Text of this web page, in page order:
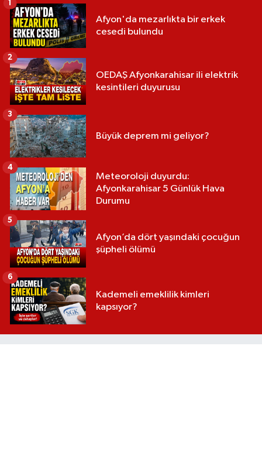
Afyon'da mezarlıkta bir erkek
cesedi bulundu
1
OEDAŞ Afyonkarahisar ili elektrik
kesintileri duyurusu
2
Büyük deprem mi geliyor?
3
Meteoroloji duyurdu:
Afyonkarahisar 5 Günlük Hava
Durumu
4
Afyon’da dört yaşındaki çocuğun
şüpheli ölümü
5
Kademeli emeklilik kimleri
kapsıyor?
6